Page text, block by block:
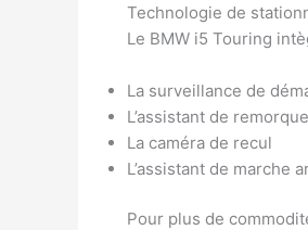
Technologie de
Le BMW i5 Touring
La surveillance de
L’assistant de remorque
La caméra de recul
L’assistant de marche
Pour plus de